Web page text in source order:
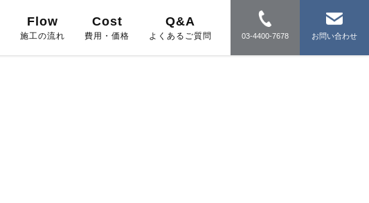
Flow
施工の流れ
Cost
費用・価格
Q&A
よくあるご質問 03-4400-7678 お問い合わせ